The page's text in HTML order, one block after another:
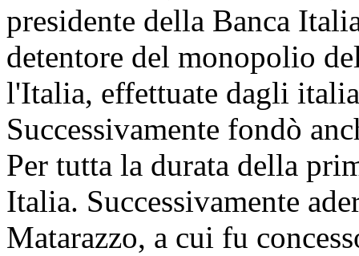
presidente della Banca
detentore del monopolio
l'Italia, effettuate dagli
Successivamente fondò
Per tutta la durata della
Italia. Successivamente
Matarazzo, a cui fu